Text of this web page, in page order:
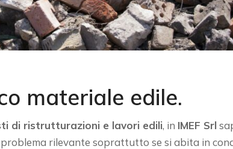
materiale edile.
di ristrutturazioni e lavori edili, in IMEF Srl
problema rilevante soprattutto se si abita in